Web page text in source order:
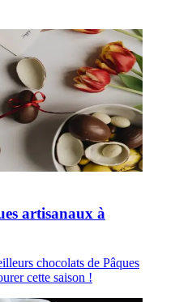
artisanaux à
chocolats de Pâques
cette saison !